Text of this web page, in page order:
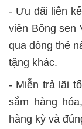
- Ưu đãi liên
viên Bông sen
qua dòng thẻ
tặng khác.
- Miễn trả lãi
sắm hàng
hàng kỳ và